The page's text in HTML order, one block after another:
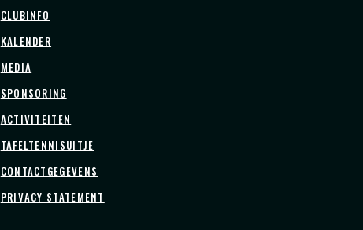
CLUBINFO
KALENDER
MEDIA
SPONSORING
ACTIVITEITEN
TAFELTENNISUITJE
CONTACTGEGEVENS
PRIVACY STATEMENT